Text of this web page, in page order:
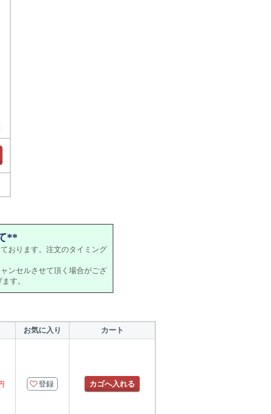
**
おります。注文のタイミング
ンセルさせて頂く場合がござ
す。
お気に入り カート
登録 カゴへ入れる